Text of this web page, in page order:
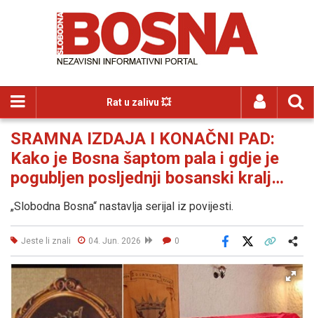
Rat u zalivu 💥
SRAMNA IZDAJA I KONAČNI PAD:
Kako je Bosna šaptom pala i gdje je
pogubljen posljednji bosanski kralj…
„Slobodna Bosna“ nastavlja serijal iz povijesti.
Jeste li znali 04. Jun. 2026 0
Facebook